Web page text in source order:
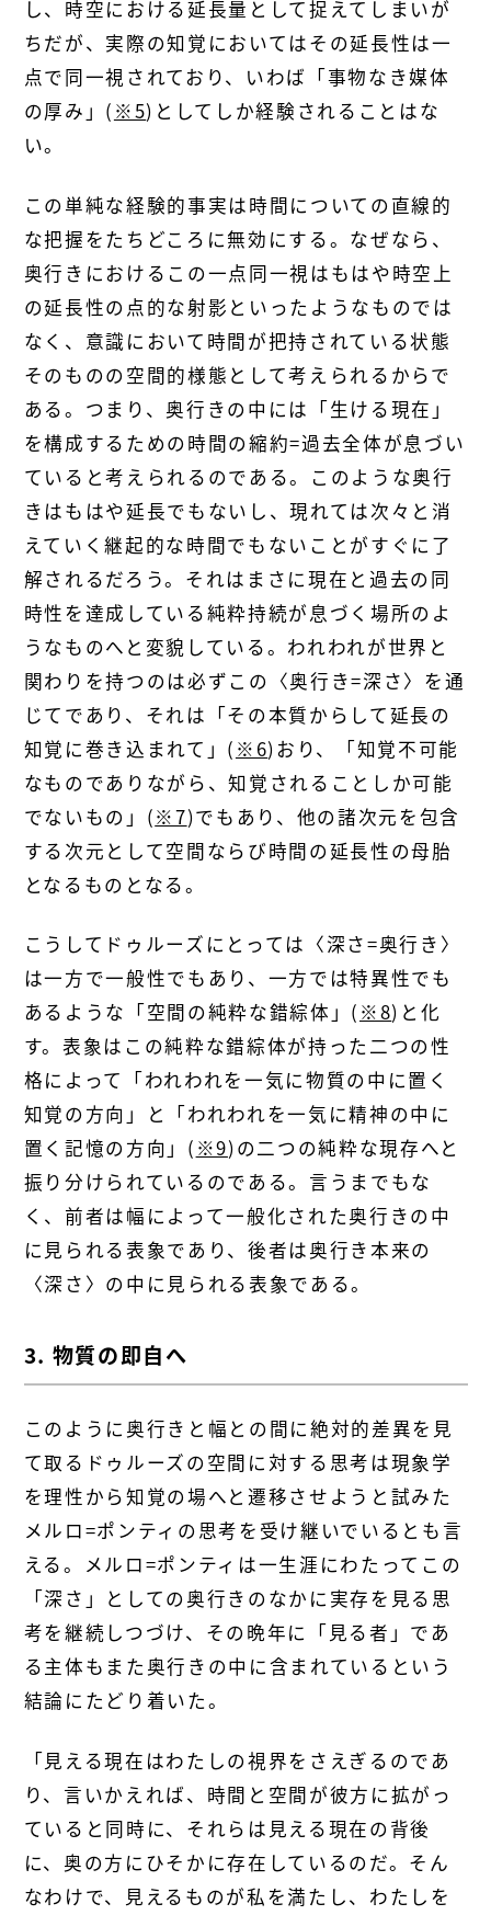
し、時空における延長量として捉えてしまいが
ちだが、実際の知覚においてはその延長性は一
点で同一視されており、いわば「事物なき媒体
の厚み」( ※5)としてしか経験されることはな
い。
この単純な経験的事実は時間についての直線的
な把握をたちどころに無効にする。なぜなら、
奥行きにおけるこの一点同一視はもはや時空上
の延長性の点的な射影といったようなものでは
なく、意識において時間が把持されている状態
そのものの空間的様態として考えられるからで
ある。つまり、奥行きの中には「生ける現在」
を構成するための時間の縮約=過去全体が息づい
ていると考えられるのである。このような奥行
きはもはや延長でもないし、現れては次々と消
えていく継起的な時間でもないことがすぐに了
解されるだろう。それはまさに現在と過去の同
時性を達成している純粋持続が息づく場所のよ
うなものへと変貌している。われわれが世界と
関わりを持つのは必ずこの〈奥行き=深さ〉を通
じてであり、それは「その本質からして延長の
知覚に巻き込まれて」( ※6)おり、「知覚不可能
なものでありながら、知覚されることしか可能
でないもの」(※7)でもあり、他の諸次元を包含
する次元として空間ならび時間の延長性の母胎
となるものとなる。
こうしてドゥルーズにとっては〈深さ=奥行き〉
は一方で一般性でもあり、一方では特異性でも
あるような「空間の純粋な錯綜体」( ※8)と化
す。表象はこの純粋な錯綜体が持った二つの性
格によって「われわれを一気に物質の中に置く
知覚の方向」と「われわれを一気に精神の中に
置く記憶の方向」( ※9)の二つの純粋な現存へと
振り分けられているのである。言うまでもな
く、前者は幅によって一般化された奥行きの中
に見られる表象であり、後者は奥行き本来の
〈深さ〉の中に見られる表象である。
3. 物質の即自へ
このように奥行きと幅との間に絶対的差異を見
て取るドゥルーズの空間に対する思考は現象学
を理性から知覚の場へと遷移させようと試みた
メルロ=ポンティの思考を受け継いでいるとも言
える。メルロ=ポンティは一生涯にわたってこの
「深さ」としての奥行きのなかに実存を見る思
考を継続しつづけ、その晩年に「見る者」であ
る主体もまた奥行きの中に含まれているという
結論にたどり着いた。
「見える現在はわたしの視界をさえぎるのであ
り、言いかえれば、時間と空間が彼方に拡がっ
ていると同時に、それらは見える現在の背後
に、奥の方にひそかに存在しているのだ。そん
なわけで、見えるものが私を満たし、わたしを